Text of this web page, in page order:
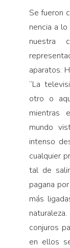
Se fueron
nencia a
nues­tra
aparatos.
“La
otro o
mientras
mundo
intenso
cualquier
tal de
pagana
más
conjuros
en ellos